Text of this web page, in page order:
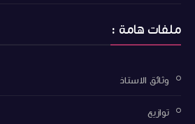
ملفات هامة :
وثائق الاستاذ
توازيع